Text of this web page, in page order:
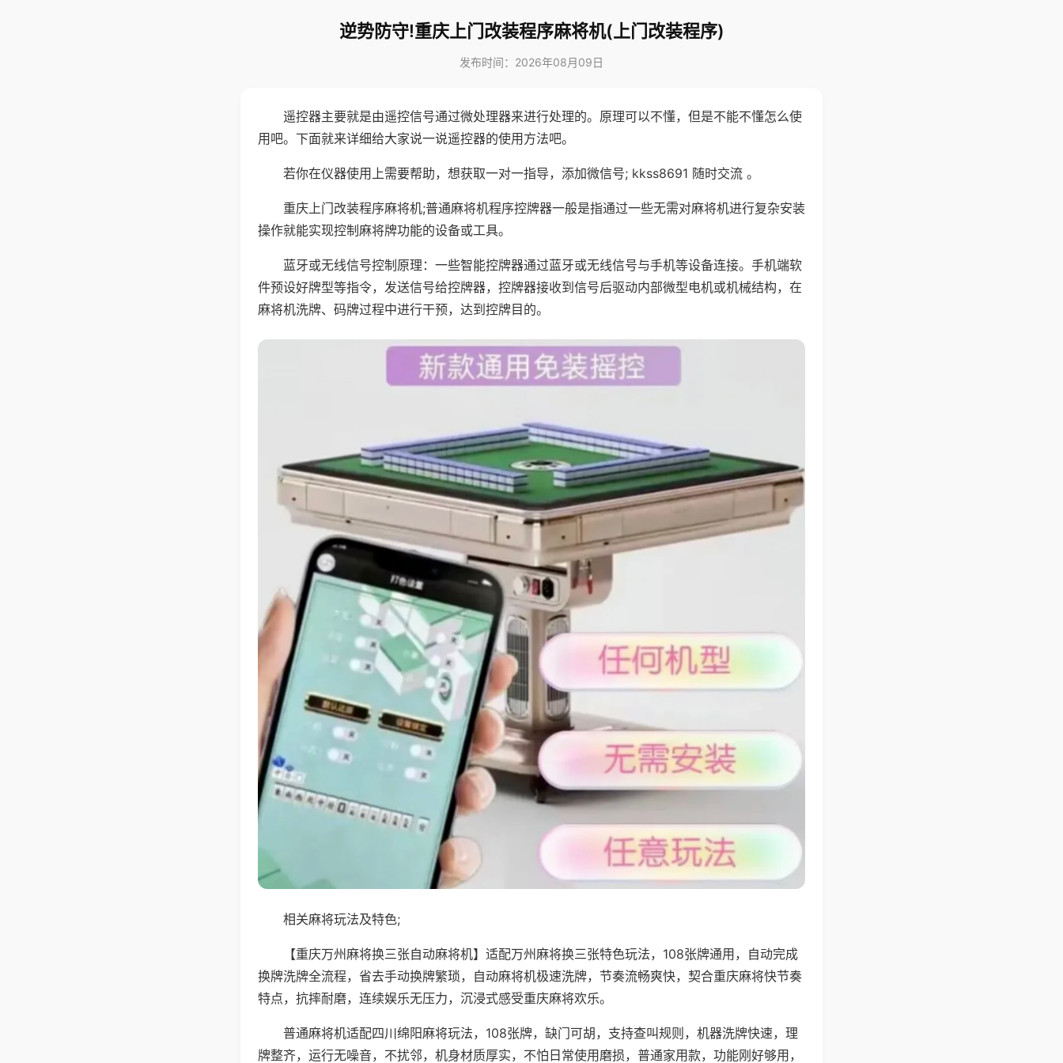
逆势防守!重庆上门改装程序麻将机(上门改装程序)
发布时间：2026年08月09日
遥控器主要就是由遥控信号通过微处理器来进行处理的。原理可以不懂，但是不能不懂怎么使
用吧。下面就来详细给大家说一说遥控器的使用方法吧。
若你在仪器使用上需要帮助，想获取一对一指导，添加微信号; kkss8691 随时交流 。
重庆上门改装程序麻将机;普通麻将机程序控牌器一般是指通过一些无需对麻将机进行复杂安装
操作就能实现控制麻将牌功能的设备或工具。
蓝牙或无线信号控制原理：一些智能控牌器通过蓝牙或无线信号与手机等设备连接。手机端软
件预设好牌型等指令，发送信号给控牌器，控牌器接收到信号后驱动内部微型电机或机械结构，在
麻将机洗牌、码牌过程中进行干预，达到控牌目的。
相关麻将玩法及特色;
【重庆万州麻将换三张自动麻将机】适配万州麻将换三张特色玩法，108张牌通用，自动完成
换牌洗牌全流程，省去手动换牌繁琐，自动麻将机极速洗牌，节奏流畅爽快，契合重庆麻将快节奏
特点，抗摔耐磨，连续娱乐无压力，沉浸式感受重庆麻将欢乐。
普通麻将机适配四川绵阳麻将玩法，108张牌，缺门可胡，支持查叫规则，机器洗牌快速，理
牌整齐，运行无噪音，不扰邻，机身材质厚实，不怕日常使用磨损，普通家用款，功能刚好够用，